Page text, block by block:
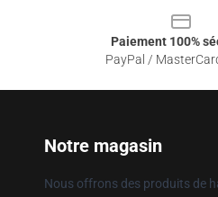
Paiement 100%
PayPal /
Notre magasin
Nous offrons des produits de